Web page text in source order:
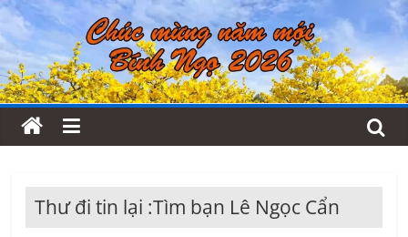
Thư đi tin lại :Tìm bạn Lê Ngọc Cẩn